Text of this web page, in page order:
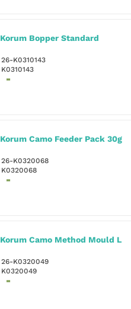
Korum Bopper Standard
26-K0310143
K0310143
Korum Camo Feeder Pack 30g
26-K0320068
K0320068
Korum Camo Method Mould L
26-K0320049
K0320049